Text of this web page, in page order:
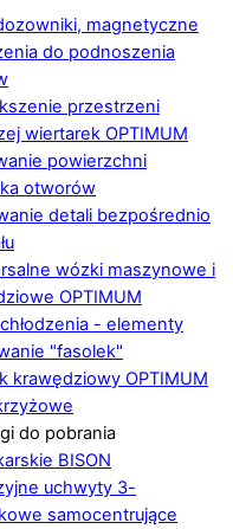
magnetyczne
do podnoszenia
przestrzeni
wiertarek OPTIMUM
powierzchni
otworów
detali bezpośrednio
wózki maszynowe i
OPTIMUM
chłodzenia - elementy
"fasolek"
krawędziowy OPTIMUM
do pobrania
BISON
uchwyty 3-
samocentrujące